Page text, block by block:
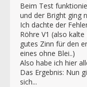
Beim Test
und der Bright ging
Ich dachte der
Röhre V1 (also
gutes Zinn für den
eines ohne Blei..)
Also habe ich hier
Das Ergebnis: Nun
sich...